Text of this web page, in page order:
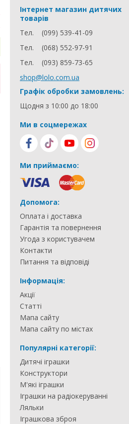
Інтернет магазин дитячих
товарів
Тел.
(099) 539-41-09
Тел.
(068) 552-97-91
Тел.
(093) 859-73-65
shop@lolo.com.ua
Графік обробки замовлень:
Щодня з 10:00 до 18:00
Ми в соцмережах
Ми приймаємо:
Допомога:
Оплата і доставка
Гарантія та повернення
Угода з користувачем
Контакти
Питання та відповіді
Інформація:
Акції
Статті
Мапа сайту
Мапа сайту по містах
Популярні категорії:
Дитячі іграшки
Конструктори
М'які іграшки
Іграшки на радіокеруванні
Ляльки
Іграшкова зброя